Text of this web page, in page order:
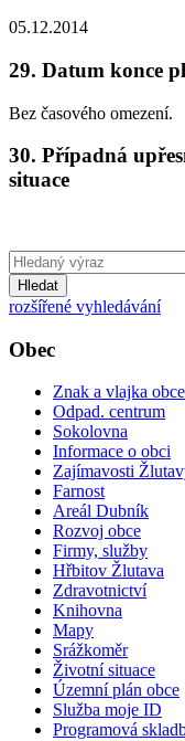
05.12.2014
29. Datum konce
Bez časového omezení.
30. Případná
situace
Hledat
rozšířené vyhledávání
Obec
Znak a vlajka
Odpad. centrum
Sokolovna
Informace o obci
Zajímavosti
Farnost
Areál Dubník
Rozvoj obce
Firmy, služby
Hřbitov Žlutava
Zdravotnictví
Knihovna
Mapy
Srážkoměr
Životní situace
Územní plán obce
Služba moje ID
Programová